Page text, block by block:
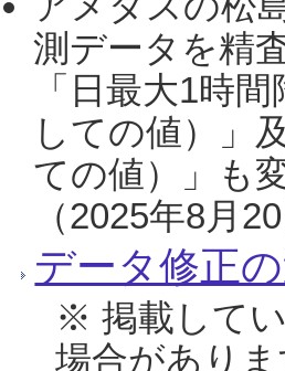
測データを精
「日最大1時
しての値）」
ての値）」も
（2025年8月20
データ修正
※ 掲載して
場合があり